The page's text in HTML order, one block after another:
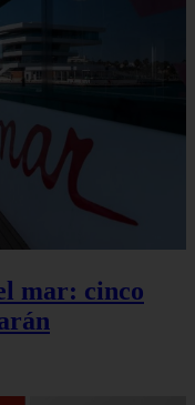
mar: cinco